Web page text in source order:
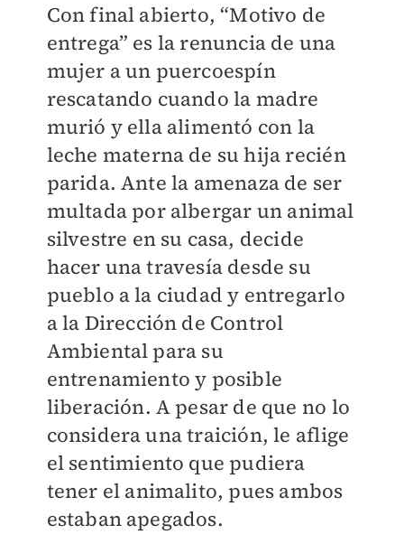
Con final abierto, “Motivo de
entrega” es la renuncia de una
mujer a un puercoespín
rescatando cuando la madre
murió y ella alimentó con la
leche materna de su hija recién
parida. Ante la amenaza de ser
multada por albergar un animal
silvestre en su casa, decide
hacer una travesía desde su
pueblo a la ciudad y entregarlo
a la Dirección de Control
Ambiental para su
entrenamiento y posible
liberación. A pesar de que no lo
considera una traición, le aflige
el sentimiento que pudiera
tener el animalito, pues ambos
estaban apegados.